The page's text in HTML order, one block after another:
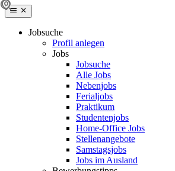
Jobsuche
Profil anlegen
Jobs
Jobsuche
Alle Jobs
Nebenjobs
Ferialjobs
Praktikum
Studentenjobs
Home-Office Jobs
Stellenangebote
Samstagsjobs
Jobs im Ausland